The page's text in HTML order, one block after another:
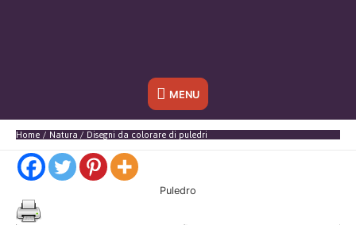
Sotto
l'header
MENU
Home Natura Disegni da colorare di puledri
Puledro